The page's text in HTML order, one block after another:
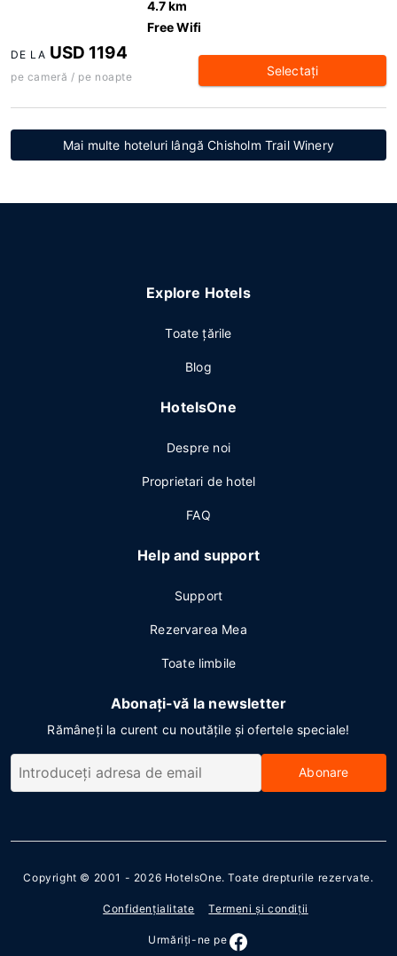
4.7 km
Free Wifi
DE LA USD 1194
pe cameră / pe noapte Selectaţi
Mai multe hoteluri lângă Chisholm Trail Winery
Explore Hotels
Toate ţările
Blog
HotelsOne
Despre noi
Proprietari de hotel
FAQ
Help and support
Support
Rezervarea Mea
Toate limbile
Abonați-vă la newsletter
Rămâneți la curent cu noutățile și ofertele speciale!
Abonare
Copyright © 2001 - 2026 HotelsOne. Toate drepturile rezervate.
Confidenţialitate Termeni şi condiţii
Urmăriţi-ne pe